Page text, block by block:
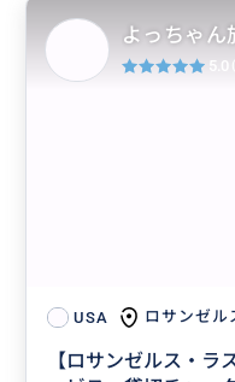
USA ロサンゼル
【ロサンゼルス・
よっちゃん
5.0